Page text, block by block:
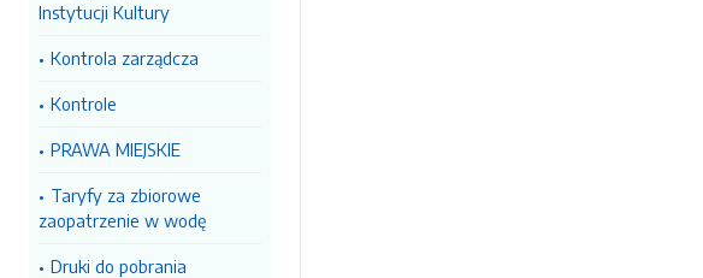
Instytucji Kultury
Kontrola zarządcza
Kontrole
PRAWA MIEJSKIE
Taryfy za zbiorowe
zaopatrzenie w wodę
Druki do pobrania